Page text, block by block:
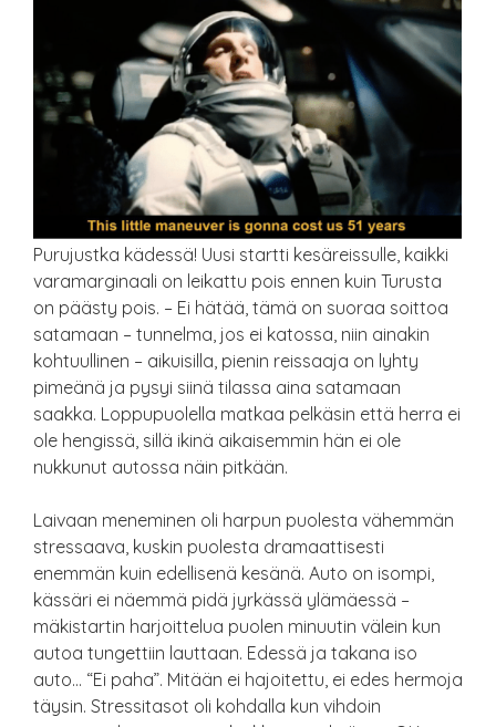
Purujustka kädessä! Uusi startti kesäreissulle, kaikki
varamarginaali on leikattu pois ennen kuin Turusta
on päästy pois. – Ei hätää, tämä on suoraa soittoa
satamaan – tunnelma, jos ei katossa, niin ainakin
kohtuullinen – aikuisilla, pienin reissaaja on lyhty
pimeänä ja pysyi siinä tilassa aina satamaan
saakka. Loppupuolella matkaa pelkäsin että herra ei
ole hengissä, sillä ikinä aikaisemmin hän ei ole
nukkunut autossa näin pitkään.
Laivaan meneminen oli harpun puolesta vähemmän
stressaava, kuskin puolesta dramaattisesti
enemmän kuin edellisenä kesänä. Auto on isompi,
kässäri ei näemmä pidä jyrkässä ylämäessä –
mäkistartin harjoittelua puolen minuutin välein kun
autoa tungettiin lauttaan. Edessä ja takana iso
auto… “Ei paha”. Mitään ei hajoitettu, ei edes hermoja
täysin. Stressitasot oli kohdalla kun vihdoin